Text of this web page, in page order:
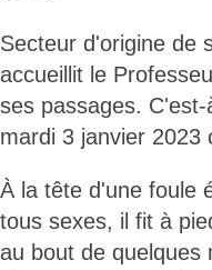
Secteur d'origine de
accueillit le
ses passages.
mardi 3 janvier 2023
À la tête d'une foule
tous sexes, il fit à
au bout de quelques